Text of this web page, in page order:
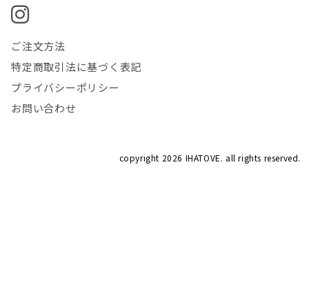
ご注文方法
特定商取引法に基づく表記
プライバシーポリシー
お問い合わせ
copyright 2026 IHATOVE. all rights reserved.